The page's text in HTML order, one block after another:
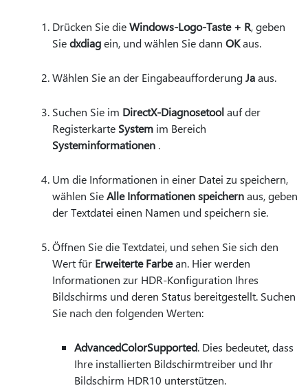
Drücken Sie dieWindows-Logo-Taste + R, geben
Siedxdiagein, und wählen Sie dann OKaus.
Wählen Sie an der EingabeaufforderungJaaus.
Suchen Sie im DirectX-Diagnosetoolauf der
Registerkarte System im Bereich
Systeminformationen .
Um die Informationen in einer Datei zu speichern,
wählen SieAlle Informationen speichernaus, geben
der Textdatei einen Namen und speichern sie.
Öffnen Sie die Textdatei, und sehen Sie sich den
Wert für Erweiterte Farbean. Hier werden
Informationen zur HDR-Konfiguration Ihres
Bildschirms und deren Status bereitgestellt. Suchen
Sie nach den folgenden Werten:
AdvancedColorSupported. Dies bedeutet, dass
Ihre installierten Bildschirmtreiber und Ihr
Bildschirm HDR10 unterstützen.